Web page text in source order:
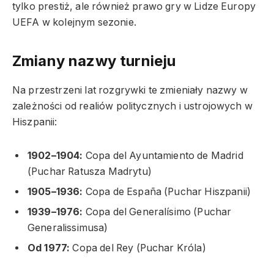
tylko prestiż, ale również prawo gry w Lidze Europy
UEFA w kolejnym sezonie.
Zmiany nazwy turnieju
Na przestrzeni lat rozgrywki te zmieniały nazwy w
zależności od realiów politycznych i ustrojowych w
Hiszpanii:
1902–1904: Copa del Ayuntamiento de Madrid
(Puchar Ratusza Madrytu)
1905–1936: Copa de España (Puchar Hiszpanii)
1939–1976: Copa del Generalísimo (Puchar
Generalissimusa)
Od 1977: Copa del Rey (Puchar Króla)